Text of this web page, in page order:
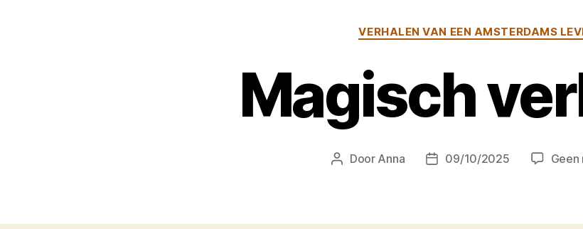
Categorieën
VERHALEN VAN EEN AMSTERDAMS
Magisch
Berichtauteur
Door Anna Berichtdatum
09/10/2025